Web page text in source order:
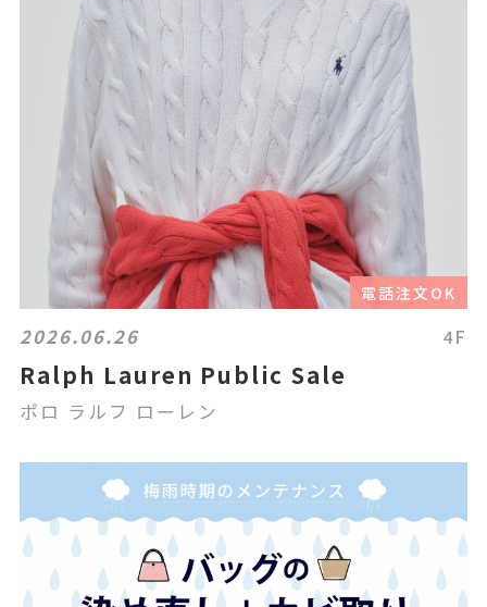
電話注文OK
2026.06.26 4F
Ralph Lauren Public Sale
ポロ ラルフ ローレン